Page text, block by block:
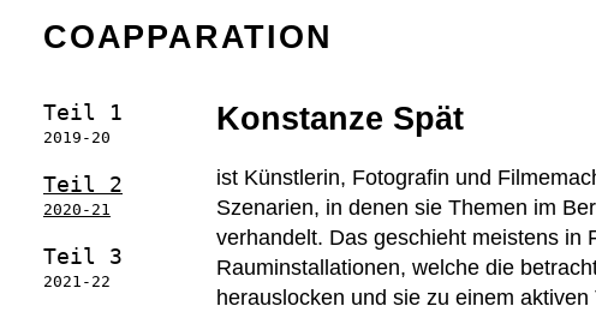
COAPPARATION
Teil 1
2019-20
Teil 2
2020-21
Teil 3
2021-22
Konstanze Spät
ist Künstlerin, Fotografin und
Szenarien, in denen sie Themen im
verhandelt. Das geschieht meistens in
Rauminstallationen, welche die
herauslocken und sie zu einem